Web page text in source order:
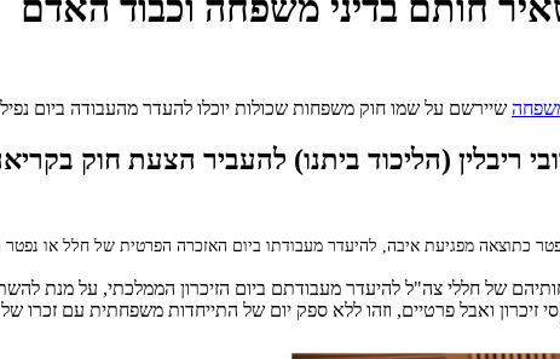
שיירשם על שמו חוק משפחות שכולות יוכלו להעדר מהעבודה ביום
ריבלין (הליכוד ביתנו) להעביר הצעת חוק
מפגיעת איבה, להיעדר מעבודתו ביום האזכרה הפרטית של חלל או
של חללי צה"ל להיעדר מעבודתם ביום הזיכרון הממלכתי, על מנת
זיכרון ואבל פרטיים, וזהו ללא ספק יום של התייחדות משפחתית עם זכרו